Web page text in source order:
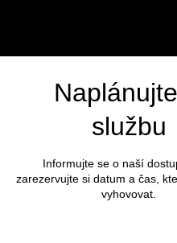
službu
Informujte se o naší
zarezervujte si datum a čas,
vyhovovat.